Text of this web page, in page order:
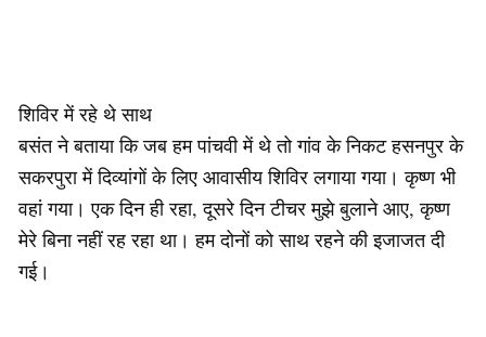
शिविर में रहे थे साथ
बसंत ने बताया कि जब हम पांचवी में थे तो गांव के निकट हसनपुर के
सकरपुरा में दिव्यांगों के लिए आवासीय शिविर लगाया गया। कृष्ण भी
वहां गया। एक दिन ही रहा, दूसरे दिन टीचर मुझे बुलाने आए, कृष्ण
मेरे बिना नहीं रह रहा था। हम दोनों को साथ रहने की इजाजत दी
गई।